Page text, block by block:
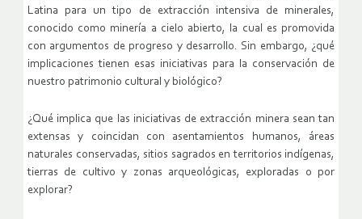
Latina para un tipo de extracción intensiva de minerales,
conocido como minería a cielo abierto, la cual es promovida
con argumentos de progreso y desarrollo. Sin embargo, ¿qué
implicaciones tienen esas iniciativas para la conservación de
nuestro patrimonio cultural y biológico?
¿Qué implica que las iniciativas de extracción minera sean tan
extensas y coincidan con asentamientos humanos, áreas
naturales conservadas, sitios sagrados en territorios indígenas,
tierras de cultivo y zonas arqueológicas, exploradas o por
explorar?